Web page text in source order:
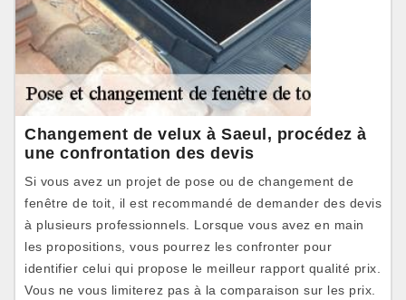
Changement de velux à Saeul, procédez à
une confrontation des devis
Si vous avez un projet de pose ou de changement de
fenêtre de toit, il est recommandé de demander des devis
à plusieurs professionnels. Lorsque vous avez en main
les propositions, vous pourrez les confronter pour
identifier celui qui propose le meilleur rapport qualité prix.
Vous ne vous limiterez pas à la comparaison sur les prix.